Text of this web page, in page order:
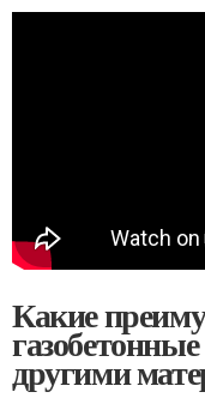
Какие
другими